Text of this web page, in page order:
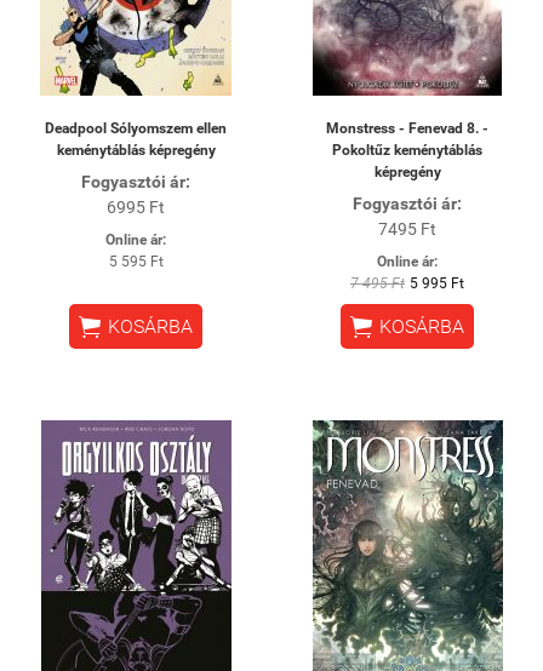
Deadpool Sólyomszem ellen
keménytáblás képregény
Fogyasztói ár:
6995 Ft
Online ár:
5 595 Ft
 KOSÁRBA
Monstress - Fenevad 8. -
Pokoltűz keménytáblás
képregény
Fogyasztói ár:
7495 Ft
Online ár:
7 495 Ft 5 995 Ft
 KOSÁRBA